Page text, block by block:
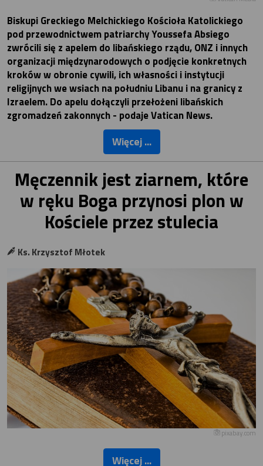
Biskupi Greckiego Melchickiego Kościoła Katolickiego
pod przewodnictwem patriarchy Youssefa Absiego
zwrócili się z apelem do libańskiego rządu, ONZ i innych
organizacji międzynarodowych o podjęcie konkretnych
kroków w obronie cywili, ich własności i instytucji
religijnych we wsiach na południu Libanu i na granicy z
Izraelem. Do apelu dołączyli przełożeni libańskich
zgromadzeń zakonnych - podaje Vatican News.
Więcej ...
Męczennik jest ziarnem, które
w ręku Boga przynosi plon w
Kościele przez stulecia
Ks. Krzysztof Młotek
pixabay.com
Więcej ...